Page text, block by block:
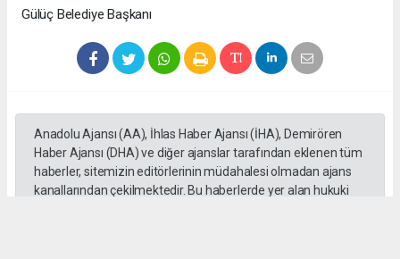
Gülüç Belediye Başkanı
Anadolu Ajansı (AA), İhlas Haber Ajansı (İHA), Demirören
Haber Ajansı (DHA) ve diğer ajanslar tarafından eklenen tüm
haberler, sitemizin editörlerinin müdahalesi olmadan ajans
kanallarından çekilmektedir. Bu haberlerde yer alan hukuki